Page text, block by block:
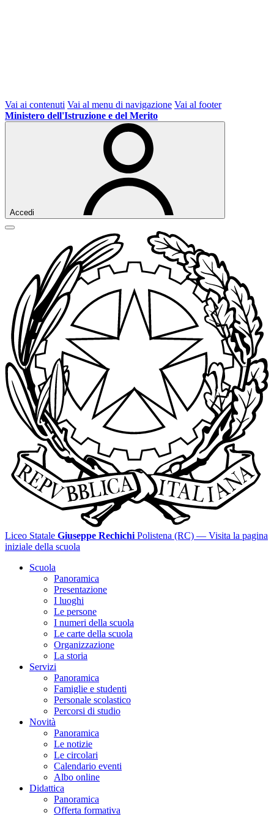
Vai ai contenuti Vai al menu di navigazione Vai al footer
Ministero dell'Istruzione e del Merito
Accedi
Liceo Statale Giuseppe Rechichi Polistena (RC) — Visita la pagina
iniziale della scuola
Scuola
Panoramica
Presentazione
I luoghi
Le persone
I numeri della scuola
Le carte della scuola
Organizzazione
La storia
Servizi
Panoramica
Famiglie e studenti
Personale scolastico
Percorsi di studio
Novità
Panoramica
Le notizie
Le circolari
Calendario eventi
Albo online
Didattica
Panoramica
Offerta formativa